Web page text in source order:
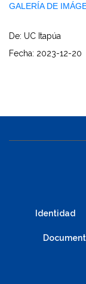
GALERÍA DE
De: UC Itapúa
Fecha: 2023-12-20
Identidad